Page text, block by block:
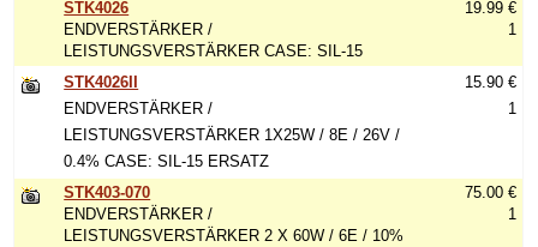
STK4026
ENDVERSTÄRKER /
LEISTUNGSVERSTÄRKER CASE: SIL-15
19.99 €
1
STK4026II
ENDVERSTÄRKER /
LEISTUNGSVERSTÄRKER 1X25W / 8E / 26V /
0.4% CASE: SIL-15 ERSATZ
15.90 €
1
STK403-070
ENDVERSTÄRKER /
LEISTUNGSVERSTÄRKER 2 X 60W / 6E / 10%
75.00 €
1